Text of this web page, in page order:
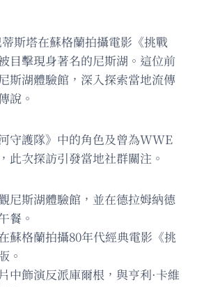
斯塔在蘇格蘭拍攝電影《挑戰
目擊現身著名的尼斯湖。這位前
斯湖體驗館，深入探索當地流傳
說。
守護隊》中的角色及曾為WWE
此次探訪引發當地社群關注。
尼斯湖體驗館，並在德拉姆納德
餐。
蘇格蘭拍攝80年代經典電影《挑
。
中飾演反派庫爾根，與亨利·卡維